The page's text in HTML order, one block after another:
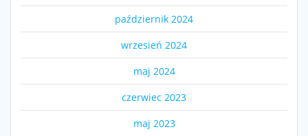
październik 2024
wrzesień 2024
maj 2024
czerwiec 2023
maj 2023